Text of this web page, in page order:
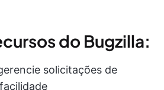
do Bugzilla:
solicitações de